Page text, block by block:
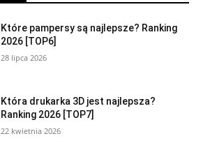
Które pampersy są najlepsze? Ranking
2026 [TOP6]
28 lipca 2026
Która drukarka 3D jest najlepsza?
Ranking 2026 [TOP7]
22 kwietnia 2026